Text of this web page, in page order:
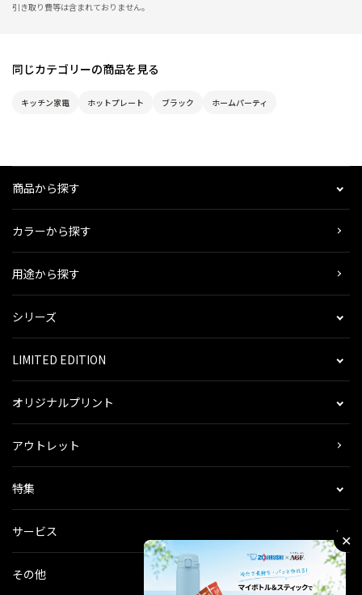
引き取り費等は含まれておりません。
同じカテゴリーの商品を見る
キッチン家電 ホットプレート ブラック ホームパーティ
商品から探す
カラーから探す
用途から探す
シリーズ
LIMITED EDITION
オリジナルプリント
アウトレット
特集
サービス
その他
✕